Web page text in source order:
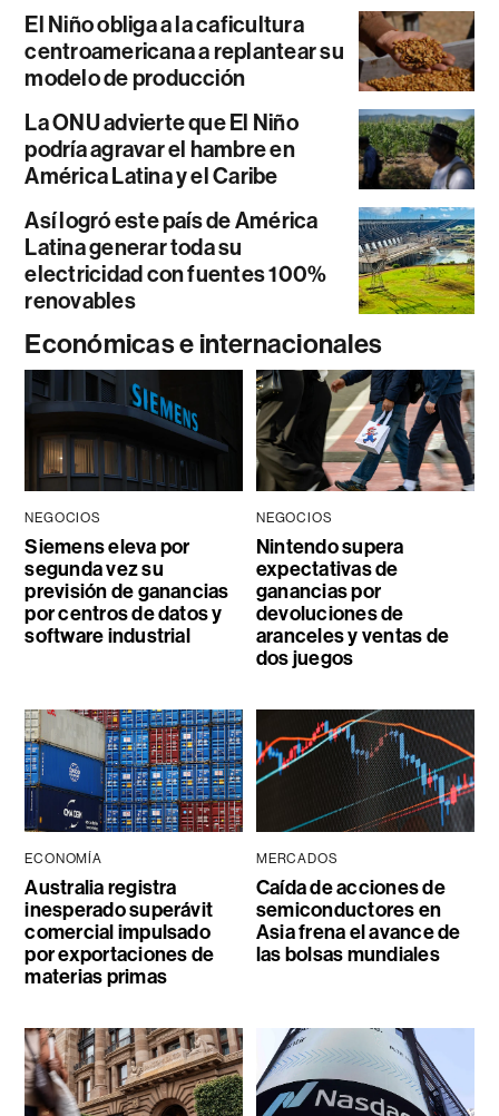
El Niño obliga a la caficultura
centroamericana a replantear su
modelo de producción
La ONU advierte que El Niño
podría agravar el hambre en
América Latina y el Caribe
Así logró este país de América
Latina generar toda su
electricidad con fuentes 100%
renovables
Económicas e internacionales
NEGOCIOS
Siemens eleva por
segunda vez su
previsión de ganancias
por centros de datos y
software industrial
NEGOCIOS
Nintendo supera
expectativas de
ganancias por
devoluciones de
aranceles y ventas de
dos juegos
ECONOMÍA
Australia registra
inesperado superávit
comercial impulsado
por exportaciones de
materias primas
MERCADOS
Caída de acciones de
semiconductores en
Asia frena el avance de
las bolsas mundiales